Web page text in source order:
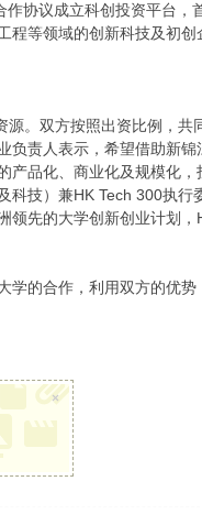
协议成立科创投资平台，
程等领域的创新科技及初
。双方按照出资比例，共
负责人表示，希望借助新
产品化、商业化及规模化
科技）兼HK Tech 300执行
领先的大学创新创业计划
的合作，利用双方的优势
×